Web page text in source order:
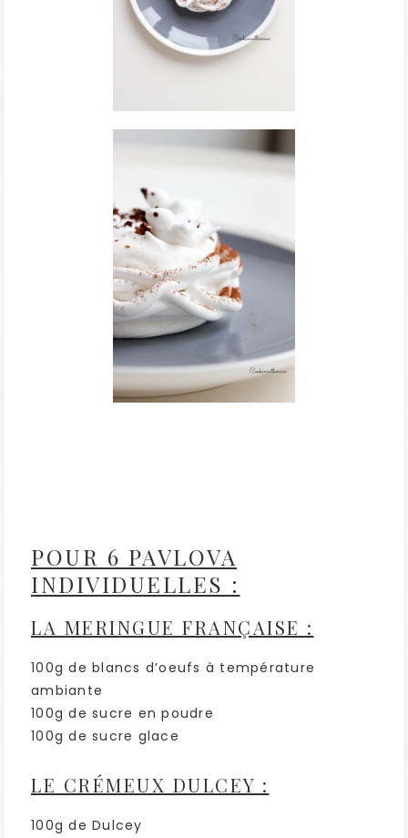
POUR 6 PAVLOVA
INDIVIDUELLES :
LA MERINGUE FRANÇAISE :
100g de blancs d’oeufs à température
ambiante
100g de sucre en poudre
100g de sucre glace
LE CRÉMEUX DULCEY :
100g de Dulcey